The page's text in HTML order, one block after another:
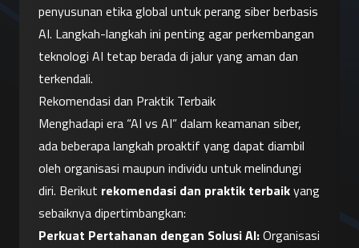
penyusunan etika global untuk perang siber berbasis
AI. Langkah-langkah ini penting agar perkembangan
teknologi AI tetap berada di jalur yang aman dan
terkendali.
Rekomendasi dan Praktik Terbaik
Menghadapi era “AI vs AI” dalam keamanan siber,
ada beberapa langkah proaktif yang dapat diambil
oleh organisasi maupun individu untuk melindungi
diri. Berikut rekomendasi dan praktik terbaik yang
sebaiknya dipertimbangkan:
Perkuat Pertahanan dengan Solusi AI: Organisasi